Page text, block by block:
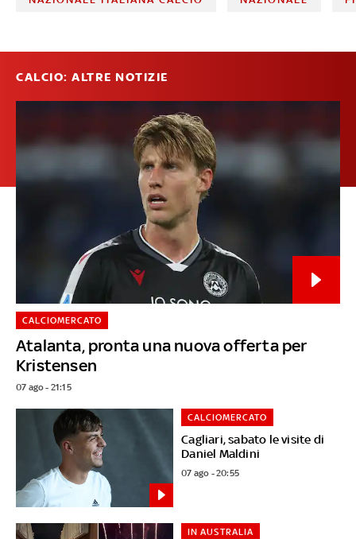
CALCIO: ALTRE NOTIZIE
Atalanta, pronta una nuova offerta per
Kristensen
CALCIOMERCATO
07 ago - 21:15
Cagliari, sabato le visite di
Daniel Maldini
CALCIOMERCATO
07 ago - 20:55
IN AUSTRALIA